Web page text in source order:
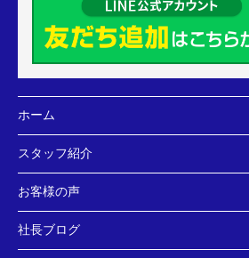
ホーム
スタッフ紹介
お客様の声
社長ブログ